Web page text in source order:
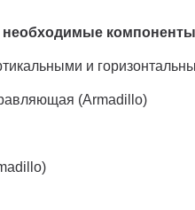
необходимые
и
(Armadillo)